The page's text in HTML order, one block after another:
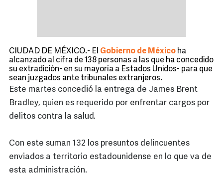
CIUDAD DE MÉXICO.- El Gobierno de México ha
alcanzado al cifra de 138 personas a las que ha concedido
su extradición- en su mayoría a Estados Unidos- para que
sean juzgados ante tribunales extranjeros.
Este martes concedió la entrega de James Brent
Bradley, quien es requerido por enfrentar cargos por
delitos contra la salud.
Con este suman 132 los presuntos delincuentes
enviados a territorio estadounidense en lo que va de
esta administración.